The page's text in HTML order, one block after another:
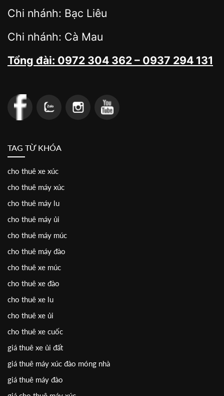
Chi nhánh: Bạc Liêu
Chi nhánh: Cà Mau
Tổng đài: 0972 304 362 – 0937 294 131
TAG TỪ KHÓA
cho thuê xe xúc
cho thuê máy xúc
cho thuê máy lu
cho thuê máy ủi
cho thuê máy múc
cho thuê máy đào
cho thuê xe múc
cho thuê xe đào
cho thuê xe lu
cho thuê xe ủi
cho thuê xe cuốc
giá thuê xe ủi đất
giá thuê máy xúc đào móng nhà
giá thuê máy đào